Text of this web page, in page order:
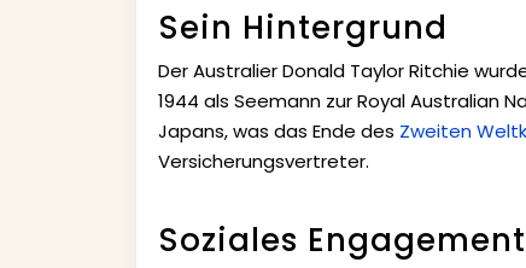
Sein Hintergrund
Der Australier Donald Taylor Ritchie
1944 als Seemann zur Royal Australian
Japans, was das Ende des Zweiten
Versicherungsvertreter.
Soziales Engagement